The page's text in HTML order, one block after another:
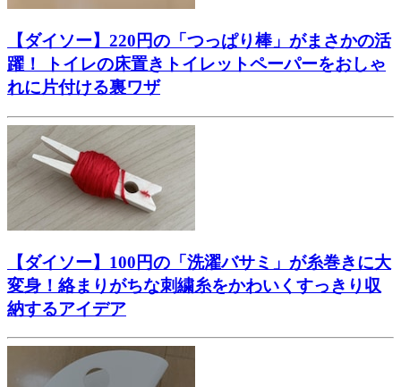
【ダイソー】220円の「つっぱり棒」がまさかの活
躍！ トイレの床置きトイレットペーパーをおしゃ
れに片付ける裏ワザ
【ダイソー】100円の「洗濯バサミ」が糸巻きに大
変身！絡まりがちな刺繍糸をかわいくすっきり収
納するアイデア